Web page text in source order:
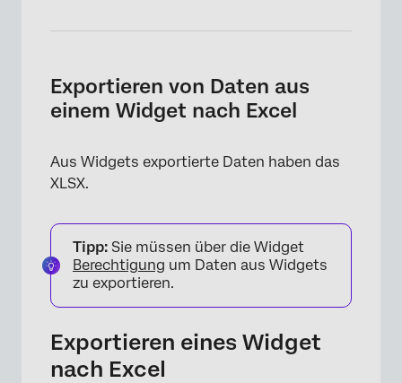
Exportieren von Daten aus
einem Widget nach Excel
Aus Widgets exportierte Daten haben das
XLSX.
Tipp: Sie müssen über die Widget
Berechtigung um Daten aus Widgets
zu exportieren.
Exportieren eines Widget
nach Excel